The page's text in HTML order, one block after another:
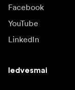
Facebook
YouTube
LinkedIn
Iedvesmai